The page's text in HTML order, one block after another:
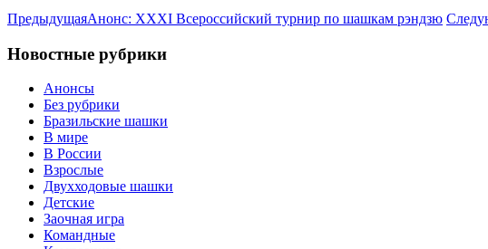
ПредыдущаяАнонс: XXXI Всероссийский турнир по шашкам рэндзю
Новостные рубрики
Анонсы
Без рубрики
Бразильские шашки
В мире
В России
Взрослые
Двухходовые шашки
Детские
Заочная игра
Командные